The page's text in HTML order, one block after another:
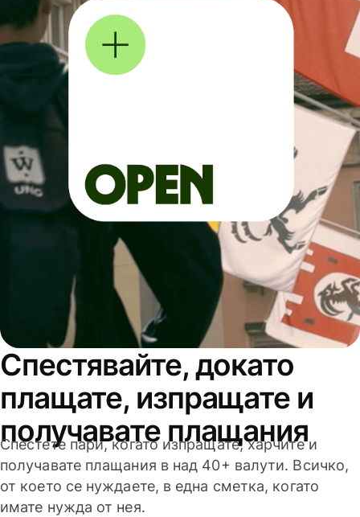
Спестявайте, докато
плащате, изпращате и
получавате плащания
Спестете пари, когато изпращате, харчите и
получавате плащания в над 40+ валути. Всичко,
от което се нуждаете, в една сметка, когато
имате нужда от нея.